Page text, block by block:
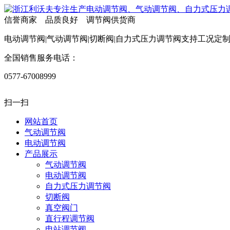
信誉商家 品质良好 调节阀供货商
电动调节阀|气动调节阀|切断阀|自力式压力调节阀支持工况定制
全国销售服务电话：
0577-67008999
扫一扫
网站首页
气动调节阀
电动调节阀
产品展示
气动调节阀
电动调节阀
自力式压力调节阀
切断阀
真空阀门
直行程调节阀